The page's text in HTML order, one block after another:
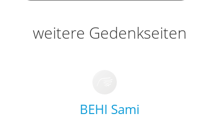
weitere Gedenkseiten
BEHI Sami